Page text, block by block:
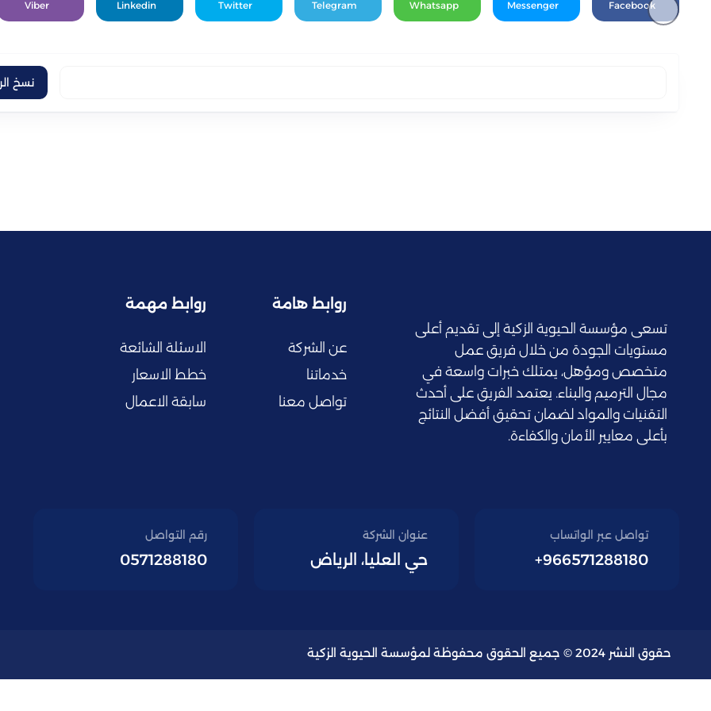
Facebook
Messenger
Whatsapp
Telegram
Twitter
Linkedin
Viber
نسخ
تسعى مؤسسة الحيوية الزكية إلى تقديم أعلى
مستويات الجودة من خلال فريق عمل
متخصص ومؤهل، يمتلك خبرات واسعة في
مجال الترميم والبناء. يعتمد الفريق على أحدث
التقنيات والمواد لضمان تحقيق أفضل النتائج
بأعلى معايير الأمان والكفاءة.
روابط هامة
عن الشركة
خدماتنا
تواصل معنا
روابط مهمة
الاسئلة الشائعة
خطط الاسعار
سابقة الاعمال
تواصل عبر الواتساب
966571288180+
عنوان الشركة
حي العليا، الرياض
رقم التواصل
0571288180
حقوق النشر 2024 © جميع الحقوق محفوظة لمؤسسة الحيوية الزكية